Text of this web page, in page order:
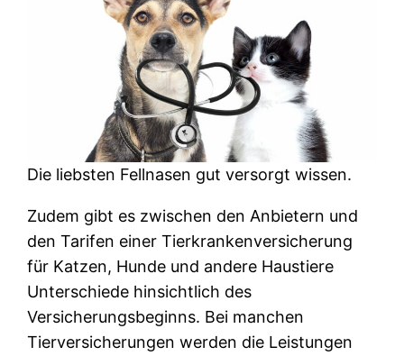
Die liebsten Fellnasen gut versorgt wissen.
Zudem gibt es zwischen den Anbietern und
den Tarifen einer Tierkrankenversicherung
für Katzen, Hunde und andere Haustiere
Unterschiede hinsichtlich des
Versicherungsbeginns. Bei manchen
Tierversicherungen werden die Leistungen